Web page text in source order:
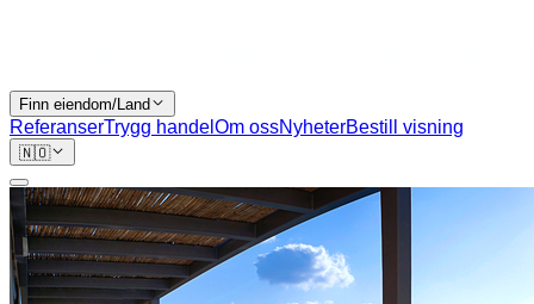
Finn eiendom/Land
ReferanserTrygg handel Om ossNyheterBestill visning
🇳🇴